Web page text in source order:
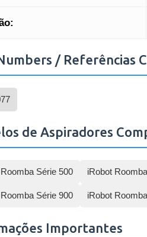
/ Referências
de Aspiradores
Série 500 iRobot
Série 900 iRobot
Importantes